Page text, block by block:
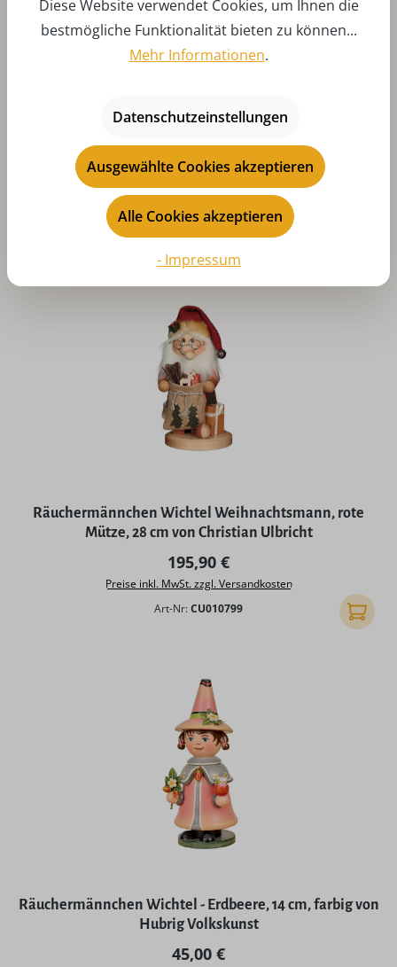
Durchschnittliche Bewertung von 5 von 5 Sternen
Räuchermännchen Weihnachtsmann, natur, 11 cm von
Regulärer Preis:
29,90 €
Preise inkl. MwSt. zzgl. Versandkosten
Art-Nr:CU35194
Räuchermännchen Wichtel Weihnachtsmann, rote
Mütze, 28 cm von Christian Ulbricht
Regulärer Preis:
195,90 €
Preise inkl. MwSt. zzgl. Versandkosten
Art-Nr:CU010799 In den
Räuchermännchen Wichtel - Erdbeere, 14 cm, farbig von
Hubrig Volkskunst
Regulärer Preis:
45,00 €
Diese Website verwendet Cookies, um Ihnen die
bestmögliche Funktionalität bieten zu können...
Mehr Informationen.
Datenschutzeinstellungen
Ausgewählte Cookies akzeptieren
Alle Cookies akzeptieren
- Impressum